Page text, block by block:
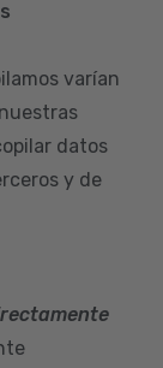
varían
datos
y de